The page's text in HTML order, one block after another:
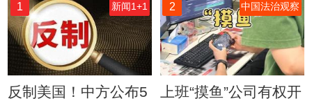
1 新闻1+1
反制美国！中方公布5
2 中国法治观察
上班“摸鱼”公司有权开